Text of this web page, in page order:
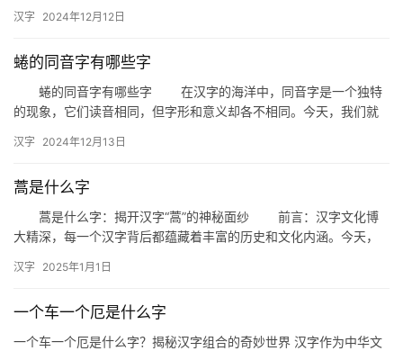
汉字 2024年12月12日
蜷的同音字有哪些字
蜷的同音字有哪些字 在汉字的海洋中，同音字是一个独特
的现象，它们读音相同，但字形和意义却各不相同。今天，我们就
汉字 2024年12月13日
蒿是什么字
蒿是什么字：揭开汉字“蒿”的神秘面纱 前言：汉字文化博
大精深，每一个汉字背后都蕴藏着丰富的历史和文化内涵。今天，
汉字 2025年1月1日
一个车一个厄是什么字
一个车一个厄是什么字？揭秘汉字组合的奇妙世界 汉字作为中华文